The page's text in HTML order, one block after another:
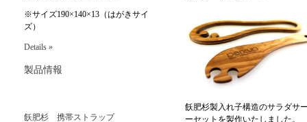
※サイズ190×140×13（はがきサイ
ズ）
Details »
製品情報
飫肥杉製入れ子構造のサラダサ
ーセットを製作いたしました。
飫肥杉 携帯ストラップ